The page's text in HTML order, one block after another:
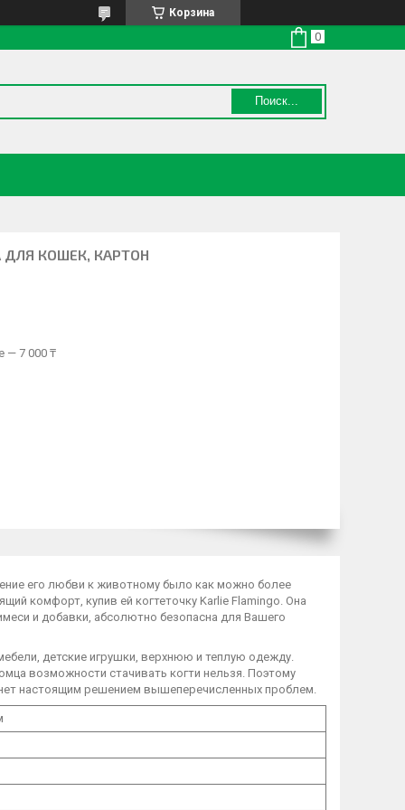
Корзина
Поиск...
ДЛЯ КОШЕК, КАРТОН
— 7 000 ₸
его любви к животному было как можно более
комфорт, купив ей когтеточку Karlie Flamingo. Она
и добавки, абсолютно безопасна для Вашего
детские игрушки, верхнюю и теплую одежду.
возможности стачивать когти нельзя. Поэтому
настоящим решением вышеперечисленных проблем.